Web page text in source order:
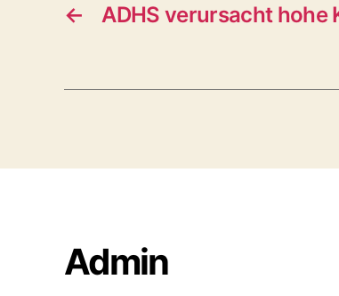
← ADHS verursacht hohe
Admin